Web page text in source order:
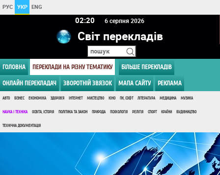
РУС УКР ENG
02 20 6 серпня 2026
Світ перекладів
ГОЛОВНА ПЕРЕКЛАДИ НА РІЗНУ ТЕМАТИКУ БІЛЬШЕ ПЕРЕКЛАДІВ
ОНЛАЙН ПЕРЕКЛАДАЧ ЗВОРОТНІЙ ЗВЯЗОК МАПА САЙТУ РЕКЛАМА
АВТО БІЗНЕС ЕКОНОМІКА ЗДОРОВ'Я ІНТЕРНЕТ МИСТЕЦТВО КІНО ПК, СОФТ ЛІТЕРАТУРА МЕДИЦИНА МУЗИКА
НАУКА І ТЕХНІКА ОСВІТА, ІСТОРІЯ ПОЛІТИКА ТА ЗАКОН ПРИРОДА ПСИХОЛОГІЯ РЕЛІГІЯ СПОРТ КРАЇНИ БУДІВНИЦТВО
ТЕХНІЧНА ДОКУМЕНТАЦІЯ